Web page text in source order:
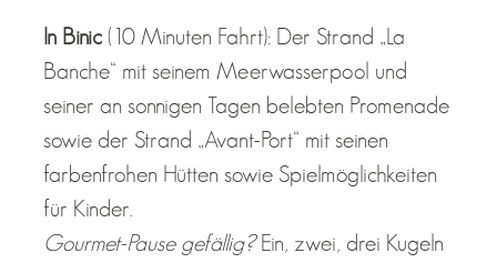
In Binic(10 Minuten Fahrt): Der Strand „La
Banche“ mit seinem Meerwasserpool und
seiner an sonnigen Tagen belebten Promenade
sowie der Strand „Avant-Port“ mit seinen
farbenfrohen Hütten sowie Spielmöglichkeiten
für Kinder.
Gourmet-Pause gefällig?Ein, zwei, drei Kugeln